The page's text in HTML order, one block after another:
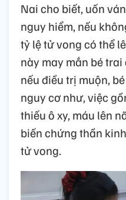
Nai cho biết, uốn
nguy hiểm, nếu
tỷ lệ tử vong có thể
này may mắn bé
nếu điều trị muộn,
nguy cơ như, việc
thiếu ô xy, máu lên
biến chứng thần
tử vong.